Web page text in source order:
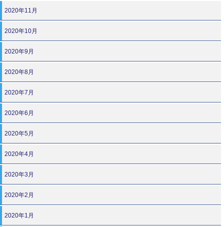
2020年11月
2020年10月
2020年9月
2020年8月
2020年7月
2020年6月
2020年5月
2020年4月
2020年3月
2020年2月
2020年1月